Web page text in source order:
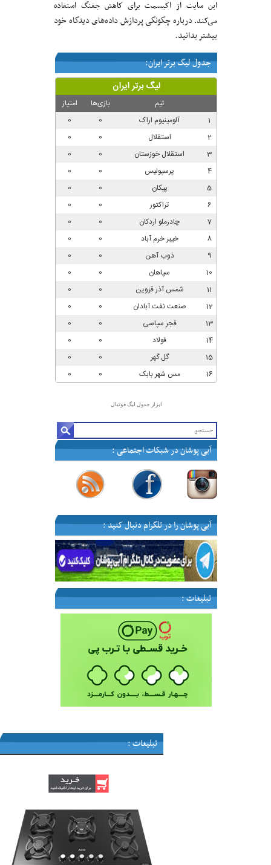
این سایت از اکیسمت برای کاهش جفنگ استفاده
می‌کند.درباره چگونگی پردازش داده‌های دیدگاه خود
بیشتر بدانید.
جدول لیگ برتر ایران:
ابزار جدول لیگ فوتبال
آبی پوشان در شبکات اجتماعی :
آبی پوشان را در تلگرام دنبال کنید :
تبلیغات :
تبلیغات :